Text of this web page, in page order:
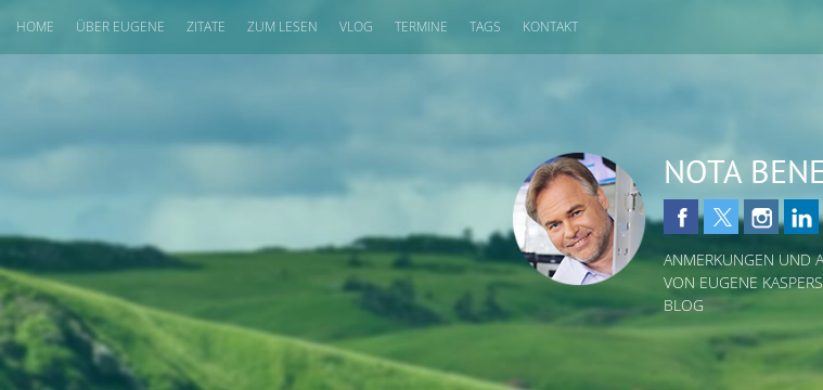
HOME ÜBER EUGENE ZITATE ZUM LESEN VLOG TERMINE TAGS KONTAKT
NOTA BENE
ANMERKUNGEN UND
VON EUGENE
BLOG